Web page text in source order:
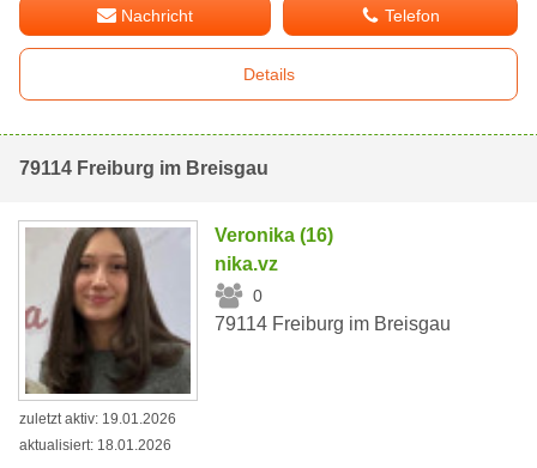
Nachricht Telefon
Details
79114 Freiburg im Breisgau
Veronika (16)
nika.vz
0
79114 Freiburg im Breisgau
zuletzt aktiv: 19.01.2026
aktualisiert: 18.01.2026